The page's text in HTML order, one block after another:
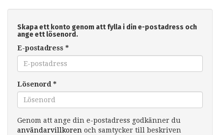
Skapa ett konto genom att fylla i din e-postadress och
ange ett lösenord.
E-postadress *
Lösenord *
Genom att ange din e-postadress godkänner du
användarvillkoren och samtycker till beskriven